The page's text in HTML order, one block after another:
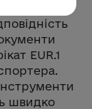
чек-
EUR.1
швидко